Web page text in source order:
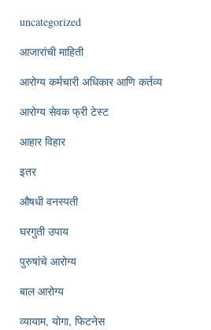
uncategorized
आजारांची माहिती
आरोग्य कर्मचारी अधिकार आणि कर्तव्य
आरोग्य सेवक फ्री टेस्ट
आहार विहार
इतर
औषधी वनस्पती
घरगुती उपाय
पुरुषांचे आरोग्य
बाल आरोग्य
व्यायाम, योगा, फिटनेस